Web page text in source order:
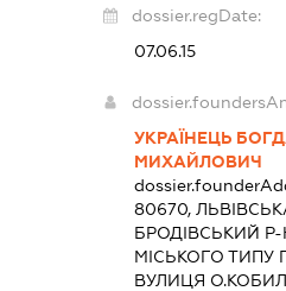
dossier.regDate:
07.06.15
УКРАЇНЕЦЬ
МИХАЙЛОВИЧ
80670,
БРОДІВСЬКИЙ
МІСЬКОГО ТИПУ
ВУЛИЦЯ